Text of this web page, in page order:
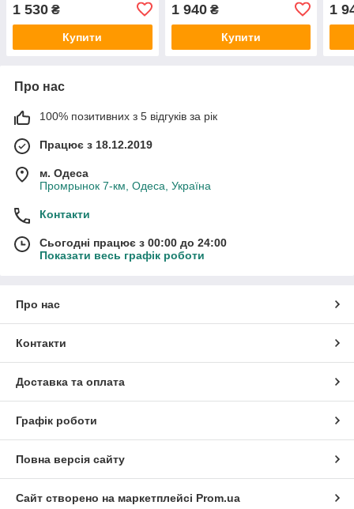
натуральної шкіри в
Україні
1 530 ₴
Купити
шкіри в Україні
1 940₴
Купити
1
Про нас
100% позитивних з 5 відгуків за рік
Працює з 18.12.2019
м. Одеса
Промрынок 7-км, Одеса, Україна
Контакти
Сьогодні працює з 00:00 до 24:00
Показати весь графік роботи
Про нас
Контакти
Доставка та оплата
Графік роботи
Повна версія сайту
Сайт створено на маркетплейсі Prom.ua